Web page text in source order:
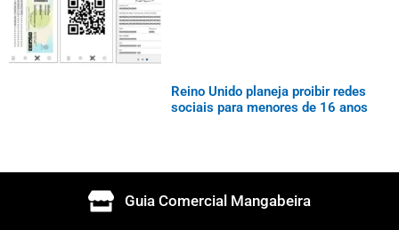
Reino Unido planeja proibir redes
sociais para menores de 16 anos
Governo registra Pix como marca de
Guia Comercial Mangabeira